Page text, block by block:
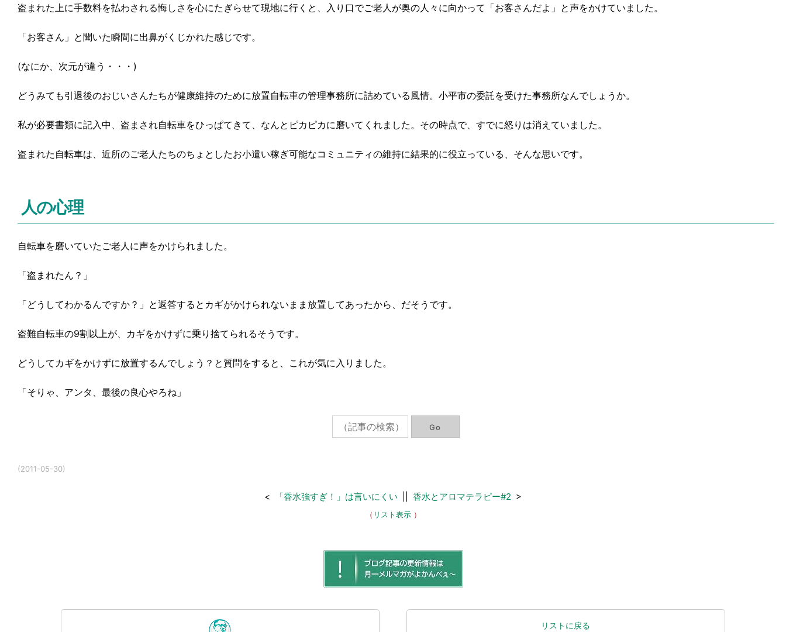
盗まれた上に手数料を払わされる悔しさを心にたぎらせて現地に行くと、入り口でご老人が奥の人々に向かって「お客さんだよ」と声をかけていました。
「お客さん」と聞いた瞬間に出鼻がくじかれた感じです。
(なにか、次元が違う・・・)
どうみても引退後のおじいさんたちが健康維持のために放置自転車の管理事務所に詰めている風情。小平市の委託を受けた事務所なんでしょうか。
私が必要書類に記入中、盗まされ自転車をひっぱてきて、なんとピカピカに磨いてくれました。その時点で、すでに怒りは消えていました。
盗まれた自転車は、近所のご老人たちのちょとしたお小遣い稼ぎ可能なコミュニティの維持に結果的に役立っている、そんな思いです。
人の心理
自転車を磨いていたご老人に声をかけられました。
「盗まれたん？」
「どうしてわかるんですか？」と返答するとカギがかけられないまま放置してあったから、だそうです。
盗難自転車の9割以上が、カギをかけずに乗り捨てられるそうです。
どうしてカギをかけずに放置するんでしょう？と質問をすると、これが気に入りました。
「そりゃ、アンタ、最後の良心やろね」
(2011-05-30)
< 「香水強すぎ！」は言いにくい 香水とアロマテラピー#2 >
（ リスト表示）
リストに戻る